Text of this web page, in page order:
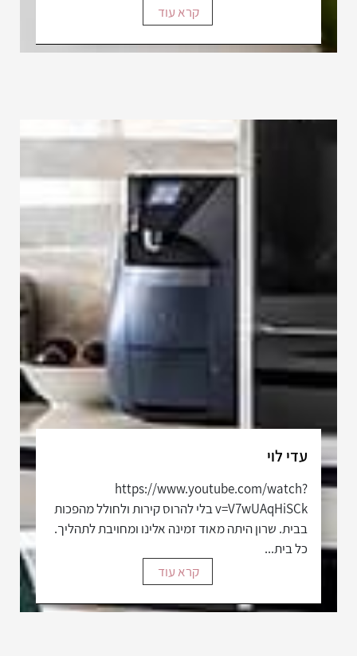
קרא עוד
עדי לוי
https://www.youtube.com/watch?
v=V7wUAqHiSCk בלי להרוס קירות ולחולל מהפכות
בבית. שרון היתה מאוד זמינה אלינו ומחויבת לתהליך.
כל בית...
קרא עוד